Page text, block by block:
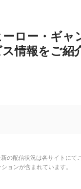
ーロー・ギャ
情報をご紹
の配信状況は各サイトにて
ョンが含まれています。